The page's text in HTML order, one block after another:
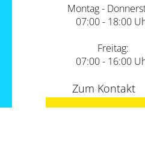
Montag -
07:00 - 18:00
Freitag:
07:00 - 16:00
Zum Kontakt
Unsere